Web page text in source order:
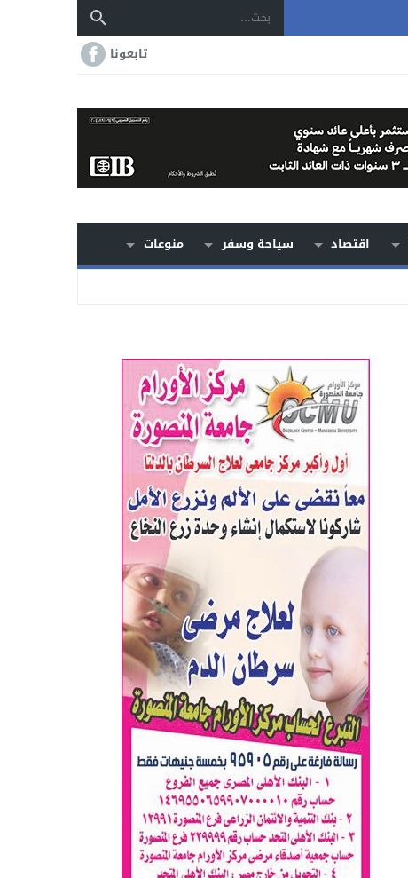
تابعونا
اقتصاد سياحة وسفر
منوعات